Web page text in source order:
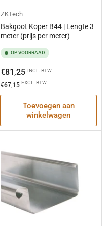
ZKTech
Bakgoot Koper B44 | Lengte 3
meter (prijs per meter)
OP VOORRAAD
Normale
prijs
€81,25 INCL. BTW
€67,15 EXCL. BTW
Toevoegen aan
winkelwagen